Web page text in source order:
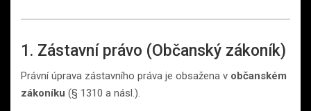
1. Zástavní právo (Občanský zákoník)
Právní úprava zástavního práva je obsažena v občanském
zákoníku (§ 1310 a násl.).